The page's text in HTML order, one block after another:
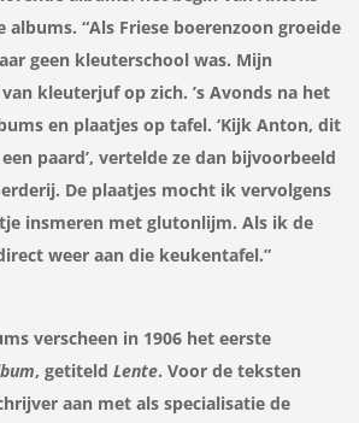
albums. “Als Friese boerenzoon groeide
geen kleuterschool was. Mijn
kleuterjuf op zich. ’s Avonds na het
en plaatjes op tafel. ‘Kijk Anton, dit
paard’, vertelde ze dan bijvoorbeeld
De plaatjes mocht ik vervolgens
insmeren met glutonlijm. Als ik de
weer aan die keukentafel.”
verscheen in 1906 het eerste
, getiteld Lente. Voor de teksten
aan met als specialisatie de